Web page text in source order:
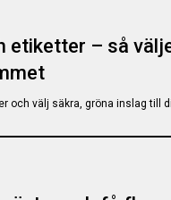
etiketter – så
och välj säkra, gröna inslag till